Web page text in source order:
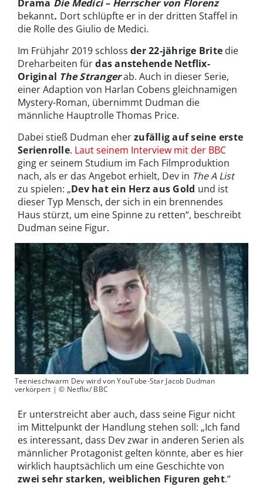
Drama Die Medici – Herrscher von Florenz
bekannt. Dort schlüpfte er in der dritten Staffel in
die Rolle des Giulio de Medici.
Im Frühjahr 2019 schloss der 22-jährige Brite die
Dreharbeiten fürdas anstehende Netflix-
Original The Strangerab. Auch in dieser Serie,
einer Adaption von Harlan Cobens gleichnamigen
Mystery-Roman, übernimmt Dudman die
männliche Hauptrolle Thomas Price.
Dabei stieß Dudman eherzufällig auf seine erste
Serienrolle. Laut seinem Interview mit der BBC
ging er seinem Studium im Fach Filmproduktion
nach, als er das Angebot erhielt, Dev in The A List
zu spielen: „Dev hat ein Herz aus Gold und ist
dieser Typ Mensch, der sich in ein brennendes
Haus stürzt, um eine Spinne zu retten“, beschreibt
Dudman seine Figur.
Teenieschwarm Dev wird von YouTube-Star Jacob Dudman
verkörpert | © Netflix/ BBC
Er unterstreicht aber auch, dass seine Figur nicht
im Mittelpunkt der Handlung stehen soll: „Ich fand
es interessant, dass Dev zwar in anderen Serien als
männlicher Protagonist gelten könnte, aber es hier
wirklich hauptsächlich um eine Geschichte von
zwei sehr starken, weiblichen Figuren geht.“